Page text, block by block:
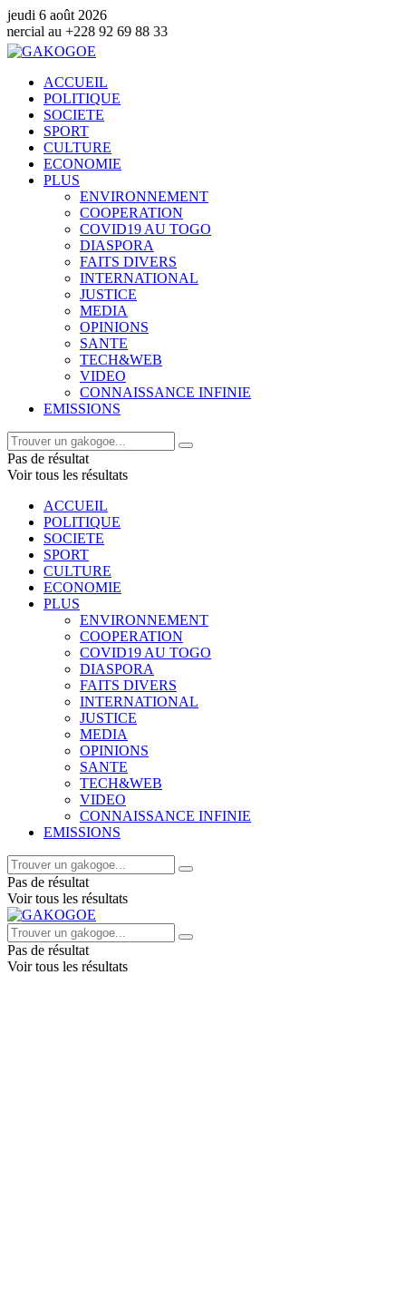
jeudi 6 août 2026
92 69 88 33
ACCUEIL
POLITIQUE
SOCIETE
SPORT
CULTURE
ECONOMIE
PLUS
ENVIRONNEMENT
COOPERATION
COVID19 AU TOGO
DIASPORA
FAITS DIVERS
INTERNATIONAL
JUSTICE
MEDIA
OPINIONS
SANTE
TECH&WEB
VIDEO
CONNAISSANCE INFINIE
EMISSIONS
Pas de résultat
Voir tous les résultats
ACCUEIL
POLITIQUE
SOCIETE
SPORT
CULTURE
ECONOMIE
PLUS
ENVIRONNEMENT
COOPERATION
COVID19 AU TOGO
DIASPORA
FAITS DIVERS
INTERNATIONAL
JUSTICE
MEDIA
OPINIONS
SANTE
TECH&WEB
VIDEO
CONNAISSANCE INFINIE
EMISSIONS
Pas de résultat
Voir tous les résultats
Pas de résultat
Voir tous les résultats